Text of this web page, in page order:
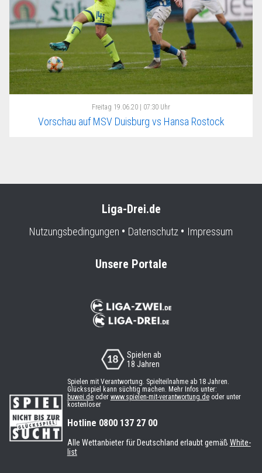
Freitag 19.06.20 | 07:30 Uhr
Vorschau auf MSV Duisburg vs Hansa Rostock
Liga-Drei.de
Nutzungsbedingungen Datenschutz Impressum
Unsere Portale
Spielen ab
18 Jahren
Spielen mit Verantwortung. Spielteilnahme ab 18 Jahren.
Glücksspiel kann süchtig machen. Mehr Infos unter:
buwei.deoder www.spielen-mit-verantwortung.deoder unter
kostenloser
Hotline 0800 137 27 00
Alle Wettanbieter für Deutschland erlaubt gemäß White-
list